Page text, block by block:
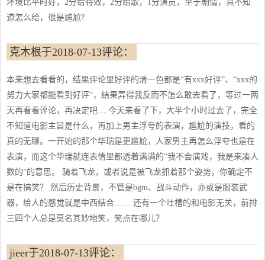
环境比平时好，2分给特效，2分给歌，1分演员，至于剧情，真不知
道怎么给，很是尴尬?
克木根于2018-07-13评论：
本来想去看看的，结果评论里好评的清一色都是“有xxx好评”、“xxx的
努力大家都能看到好评”，结果弄得我反而不怎么敢去看了，等过一两
天再看看评论，再决定吧… 今天来看了下，大半个小时过去了，完全
不知道电影主旨是什么，再加上男主浮夸的表演，尴尬的演技，看的
真的无聊。一开始的那个华瑞是更尴尬，人家男主再怎么浮夸也是在
表演，而这个华瑞就连表情里都透着满满的“我不会演戏，我是来凑人
数的”的意思。 骑着飞龙，或者说是被飞龙抓着那个姿势，你确定不
是在搞笑？ 然后历史背景，不管是bgm、战斗动作，亦或是服装武
器，给人的感觉就是中西结合…… 还有一个吐槽的和电影无关，前排
三四个人总是莫名其妙地笑，笑点在哪儿？
jieer于2018-07-13评论：